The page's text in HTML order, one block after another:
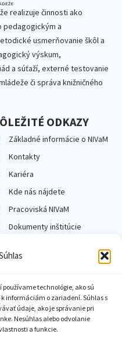
technológie, ako sú
informáciám o zariadení. Súhlas s
údaje, ako je správanie pri
Nesúhlas alebo odvolanie
a funkcie.
realizuje činnosti ako
pedagogickým a
usmerňovanie škôl a
výskum,
a súťaží, externé testovanie
či správa knižničného
ODKAZY
Základné informácie o NIVaM
Kontakty
Kariéra
Kde nás nájdete
Pracoviská NIVaM
Dokumenty inštitúcie
súkromia